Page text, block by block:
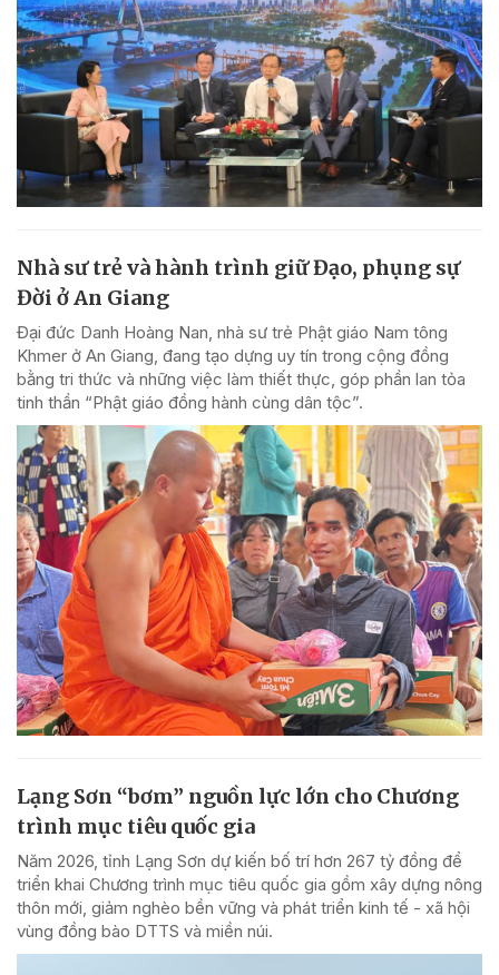
Nhà sư trẻ và hành trình giữ Đạo, phụng sự
Đời ở An Giang
Đại đức Danh Hoàng Nan, nhà sư trẻ Phật giáo Nam tông
Khmer ở An Giang, đang tạo dựng uy tín trong cộng đồng
bằng tri thức và những việc làm thiết thực, góp phần lan tỏa
tinh thần “Phật giáo đồng hành cùng dân tộc”.
Lạng Sơn “bơm” nguồn lực lớn cho Chương
trình mục tiêu quốc gia
Năm 2026, tỉnh Lạng Sơn dự kiến bố trí hơn 267 tỷ đồng để
triển khai Chương trình mục tiêu quốc gia gồm xây dựng nông
thôn mới, giảm nghèo bền vững và phát triển kinh tế - xã hội
vùng đồng bào DTTS và miền núi.